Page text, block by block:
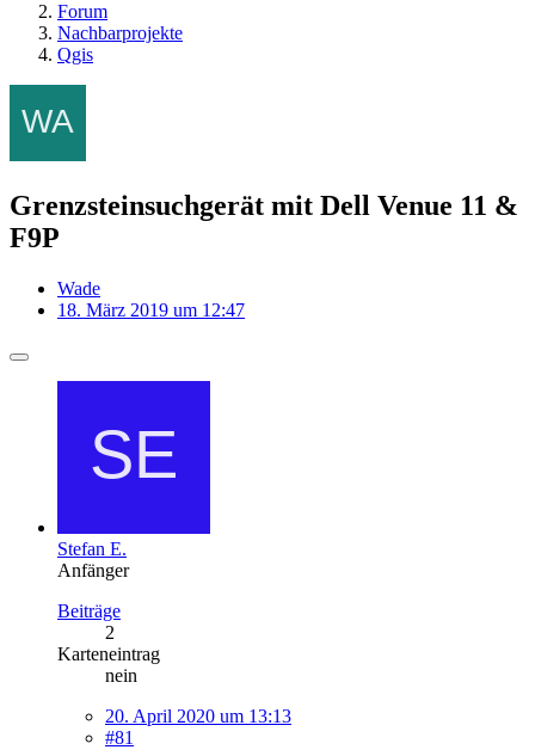
Forum
Nachbarprojekte
Qgis
Grenzsteinsuchgerät mit Dell Venue 11 &
F9P
Wade
18. März 2019 um 12:47
Stefan E.
Anfänger
Beiträge
2
Karteneintrag
nein
20. April 2020 um 13:13
#81